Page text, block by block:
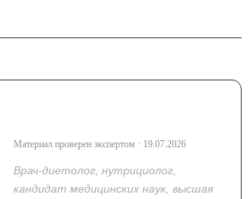
Материал проверен экспертом · 19.07.2026
Врач-диетолог, нутрициолог,
кандидат медицинских наук, высшая